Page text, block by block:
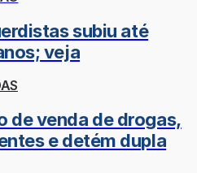
subiu até
veja
de venda de drogas,
e detém dupla